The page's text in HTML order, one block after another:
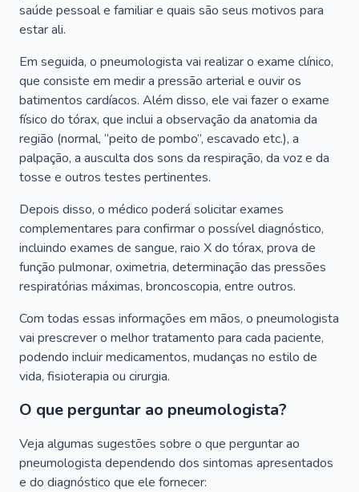
saúde pessoal e familiar e quais são seus motivos para
estar ali.
Em seguida, o pneumologista vai realizar o exame clínico,
que consiste em medir a pressão arterial e ouvir os
batimentos cardíacos. Além disso, ele vai fazer o exame
físico do tórax, que inclui a observação da anatomia da
região (normal, “peito de pombo”, escavado etc.), a
palpação, a ausculta dos sons da respiração, da voz e da
tosse e outros testes pertinentes.
Depois disso, o médico poderá solicitar exames
complementares para confirmar o possível diagnóstico,
incluindo exames de sangue, raio X do tórax, prova de
função pulmonar, oximetria, determinação das pressões
respiratórias máximas, broncoscopia, entre outros.
Com todas essas informações em mãos, o pneumologista
vai prescrever o melhor tratamento para cada paciente,
podendo incluir medicamentos, mudanças no estilo de
vida, fisioterapia ou cirurgia.
O que perguntar ao pneumologista?
Veja algumas sugestões sobre o que perguntar ao
pneumologista dependendo dos sintomas apresentados
e do diagnóstico que ele fornecer: